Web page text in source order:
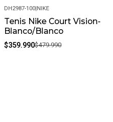
-25%
DH2987-100|NIKE
Tenis Nike Court Vision-
Blanco/Blanco
$359.990$479.990